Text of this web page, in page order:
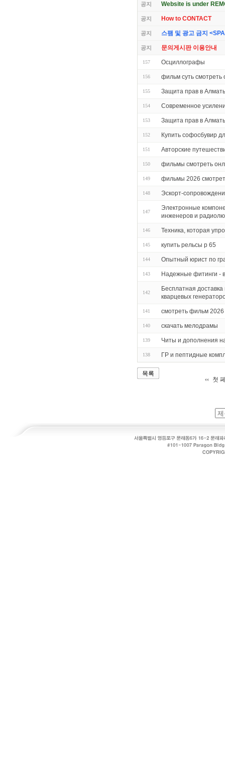
공지 Website is under
공지 How to CONTACT
공지 스팸 및 광고 금지
공지 문의게시판 이용안내
157 Осциллографы
156 фильм суть смотреть
155 Защита прав в
154 Современное
153 Защита прав в
152 Купить софосбувир
151 Авторские
150 фильмы смотреть
149 фильмы 2026
148 Эскорт-
147
Электронные
инженеров и
146 Техника, которая
145 купить рельсы р 65
144 Опытный юрист по
143 Надежные фитинги -
142
Бесплатная
кварцевых
141 смотреть фильм 2026
140 скачать мелодрамы
139 Читы и дополнения
138 ГР и пептидные
목록
첫